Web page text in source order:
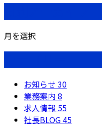
月を選択
お知らせ 30
業務案内 8
求人情報 55
社長BLOG45